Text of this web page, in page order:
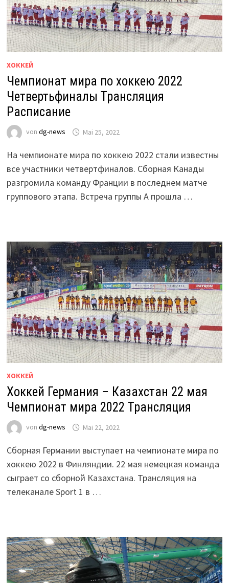
ХОККЕЙ
Чемпионат мира по хоккею 2022
Четвертьфиналы Трансляция
Расписание
von dg-news Mai 25, 2022
На чемпионате мира по хоккею 2022 стали известны
все участники четвертфиналов. Сборная Канады
разгромила команду Франции в последнем матче
группового этапа. Встреча группы А прошла …
ХОККЕЙ
Хоккей Германия – Казахстан 22 мая
Чемпионат мира 2022 Трансляция
von dg-news Mai 22, 2022
Сборная Германии выступает на чемпионате мира по
хоккею 2022 в Финляндии. 22 мая немецкая команда
сыграет со сборной Казахстана. Трансляция на
телеканале Sport 1 в …